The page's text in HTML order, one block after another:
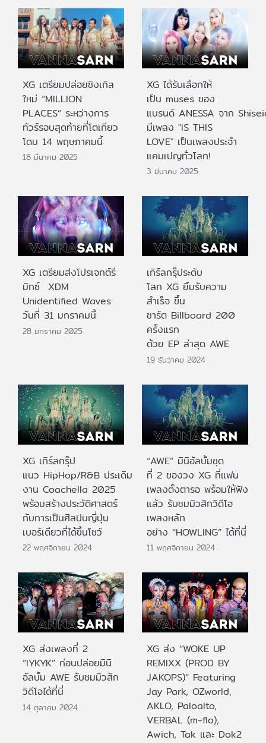
XG เตรียมปล่อยซิงเกิล
ใหม่ “MILLION
PLACES” ระหว่างการ
ทัวร์รอบสุดท้ายที่โตเกียว
โดม 14 พฤษภาคมนี้
18 มีนาคม 2025
XG ได้รับเลือกให้
เป็น muses ของ
แบรนด์ ANESSA จาก
มีเพลง "IS THIS
LOVE" เป็นเพลงประจำ
แคมเปญทั่วโลก!
3 มีนาคม 2025
XG เตรียมส่งโปรเจกต์รี
มิกซ์ XDM
Unidentified Waves
วันที่ 31 มกราคมนี้
28 มกราคม 2025
เกิร์ลกรุ๊ประดับ
โลก XG ยิ้มรับความ
สำเร็จ ขึ้น
ชาร์ต Billboard 200
ครั้งแรก
ด้วย EP ล่าสุด AWE
19 ธันวาคม 2024
XG เกิร์ลกรุ๊ป
แนว HipHop/R&B ประเดิม
งาน Coachella 2025
พร้อมสร้างประวัติศาสตร์
กับการเป็นศิลปินญี่ปุ่น
เบอร์เดียวที่ได้ขึ้นโชว์
22 พฤศจิกายน 2024
“AWE” มินิอัลบั้มชุด
ที่ 2 ของวง XG ที่แฟน
เพลงตั้งตารอ พร้อมให้ฟัง
แล้ว รับชมมิวสิกวิดีโอ
เพลงหลัก
อย่าง “HOWLING” ได้ที่นี่
11 พฤศจิกายน 2024
XG ส่งเพลงที่ 2
“IYKYK” ก่อนปล่อยมินิ
อัลบั้ม AWE รับชมมิวสิก
วิดีโอได้ที่นี่
14 ตุลาคม 2024
XG ส่ง “WOKE UP
REMIXX (PROD BY
JAKOPS)” Featuring
Jay Park, OZworld,
AKLO, Paloalto,
VERBAL (m-flo),
Awich, Tak และ Dok2